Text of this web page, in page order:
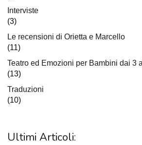
Interviste
(3)
Le recensioni di Orietta e Marcello
(11)
Teatro ed Emozioni per Bambini dai 3
(13)
Traduzioni
(10)
Ultimi Articoli: